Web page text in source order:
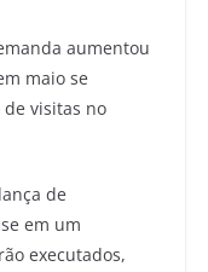
aumentou
maio se
visitas no
de
em um
executados,